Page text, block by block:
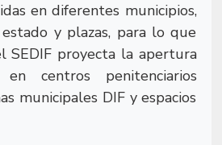
en diferentes municipios,
y plazas, para lo que
SEDIF proyecta la apertura
centros penitenciarios
municipales DIF y espacios